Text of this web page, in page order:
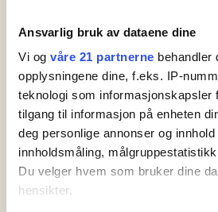
Ansvarlig bruk av dataene dine
Vi og våre 21 partnerne behandler
opplysningene dine, f.eks. IP-
teknologi som informasjonskapsler
tilgang til informasjon på enheten
deg personlige annonser og
innholdsmåling,
Du velger hvem som bruker dine
hensikter.
Høyre lager ny
Slik slår det ut
arbeidsfolk
Fryser
Dette